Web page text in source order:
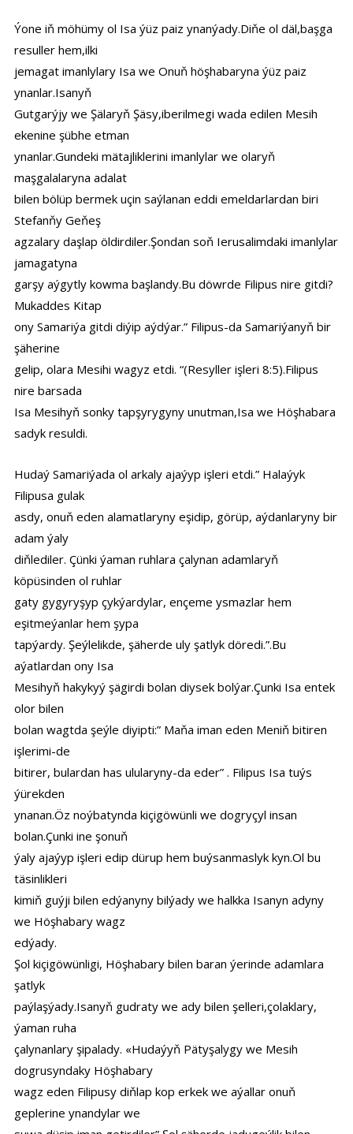
Ýone iň möhümy ol Isa ýüz paiz ynanýady.Diňe ol däl,başga
resuller hem,ilki
jemagat imanlylary Isa we Onuň höşhabaryna ýüz paiz
ynanlar.Isanyň
Gutgarýjy we Şälaryň Şäsy,iberilmegi wada edilen Mesih
ekenine şübhe etman
ynanlar.Gundeki mätajliklerini imanlylar we olaryň
maşgalalaryna adalat
bilen bölüp bermek uçin saýlanan eddi emeldarlardan biri
Stefanňy Geňeş
agzalary daşlap öldirdiler.Şondan soň Ierusalimdaki imanlylar
jamagatyna
garşy aýgytly kowma başlandy.Bu döwrde Filipus nire gitdi?
Mukaddes Kitap
ony Samariýa gitdi diýip aýdýar.” Filipus-da Samariýanyň bir
şäherine
gelip, olara Mesihi wagyz etdi. “(Resyller işleri 8:5).Filipus
nire barsada
Isa Mesihyň sonky tapşyrygyny unutman,Isa we Höşhabara
sadyk resuldi.
Hudaý Samariýada ol arkaly ajaýyp işleri etdi.” Halaýyk
Filipusa gulak
asdy, onuň eden alamatlaryny eşidip, görüp, aýdanlaryny bir
adam ýaly
diňlediler. Çünki ýaman ruhlara çalynan adamlaryň
köpüsinden ol ruhlar
gaty gygyryşyp çykýardylar, ençeme ysmazlar hem
eşitmeýanlar hem şypa
tapýardy. Şeýlelikde, şäherde uly şatlyk döredi.”.Bu
aýatlardan ony Isa
Mesihyň hakykyý şägirdi bolan diysek bolýar.Çunki Isa entek
olor bilen
bolan wagtda şeýle diyipti:” Maňa iman eden Meniň bitiren
işlerimi-de
bitirer, bulardan has ulularyny-da eder” . Filipus Isa tuýs
ýürekden
ynanan.Öz noýbatynda kiçigöwünli we dogryçyl insan
bolan.Çunki ine şonuň
ýaly ajaýyp işleri edip dürup hem buýsanmaslyk kyn.Ol bu
täsinlikleri
kimiň guýji bilen edýanyny bilýady we halkka Isanyn adyny
we Höşhabary wagz
edýady.
Şol kiçigöwünligi, Höşhabary bilen baran ýerinde adamlara
şatlyk
paýlaşýady.Isanyň gudraty we ady bilen şelleri,çolaklary,
ýaman ruha
çalynanlary şipalady. «Hudaýyň Pätyşalygy we Mesih
dogrusyndaky Höşhabary
wagz eden Filipusy diňlap kop erkek we aýallar onuň
geplerine ynandylar we